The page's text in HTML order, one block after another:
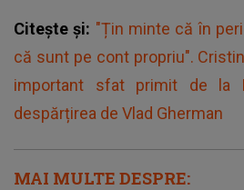
Citește și: "Țin minte că în
că sunt pe cont propriu".
important sfat primit de la
despărțirea de Vlad Gherman
MAI MULTE DESPRE: